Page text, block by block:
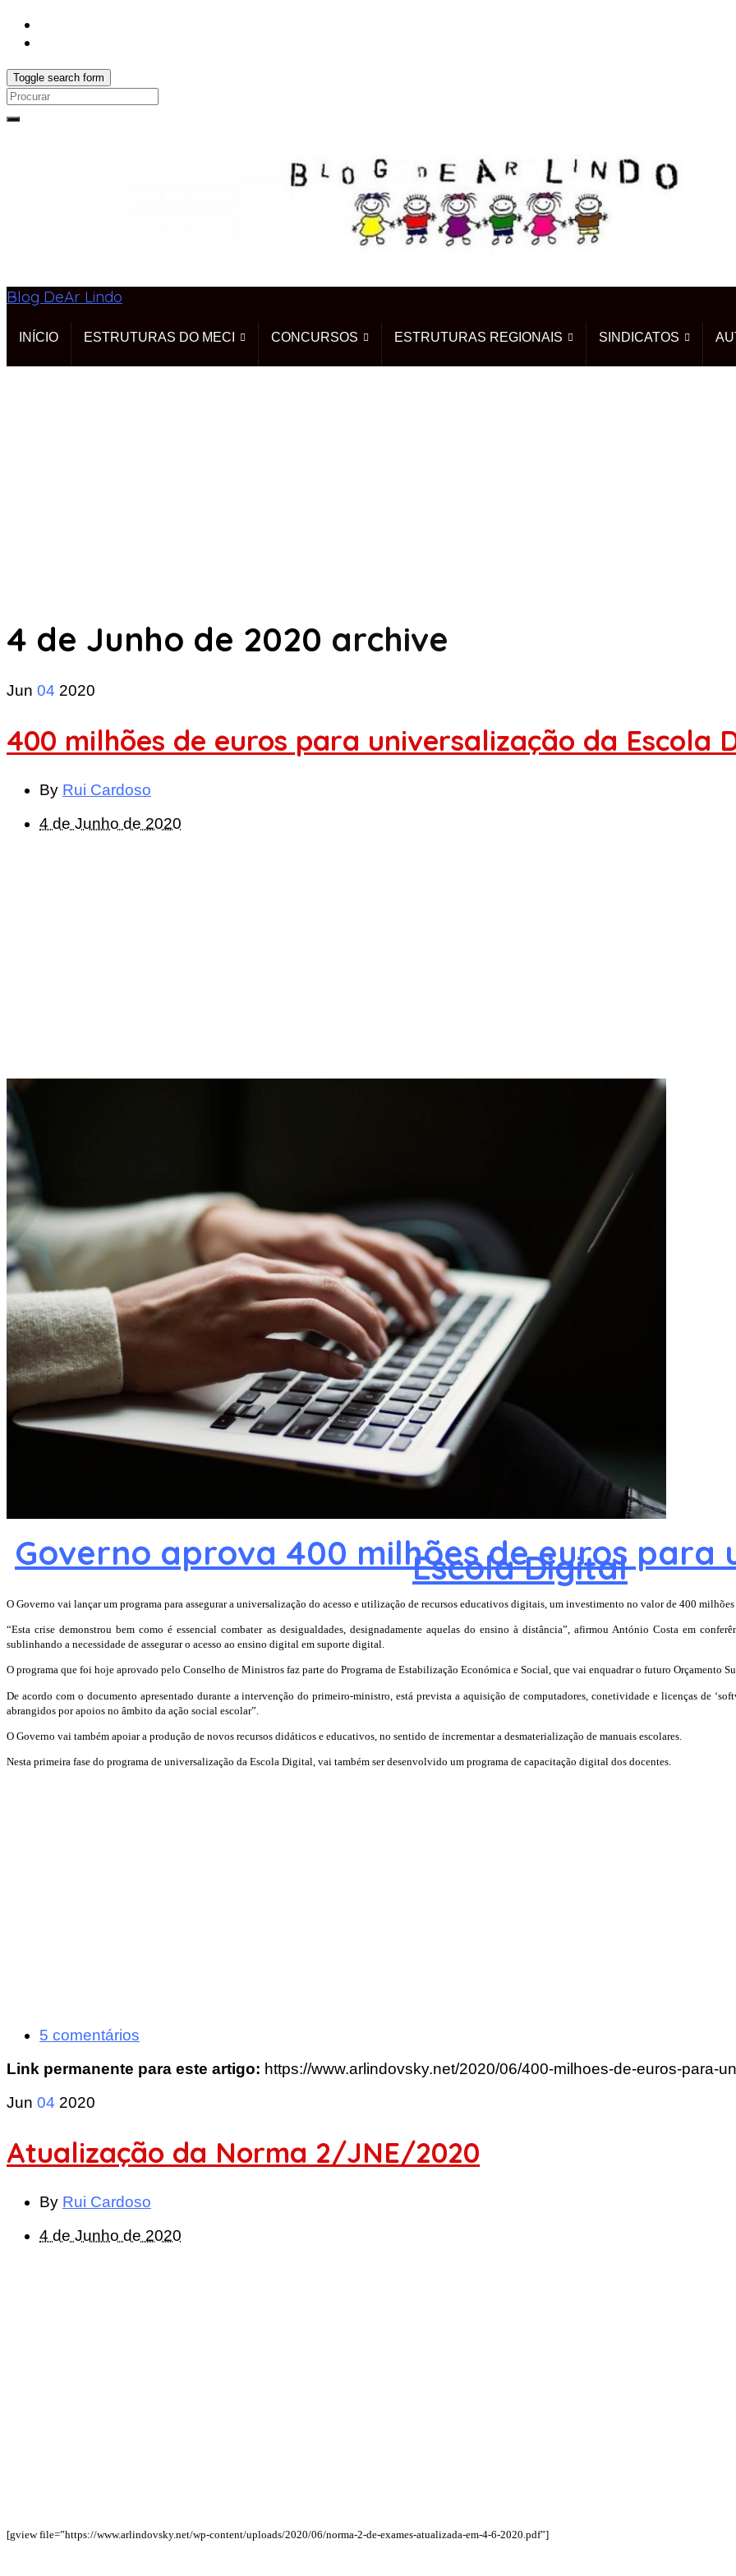
Toggle search form
Search
Blog DeAr Lindo
INÍCIO ESTRUTURAS DO MECI CONCURSOS ESTRUTURAS REGIONAIS SINDICATOS
4 de Junho de 2020 archive
Jun 04 2020
400 milhões de euros para universalização da Escola
By Rui Cardoso
4 de Junho de 2020
Governo aprova 400 milhões de euros para
Escola Digital
O Governo vai lançar um programa para assegurar a universalização do acesso e utilização de recursos educativos digitais, um investimento no valor de 400
“Esta crise demonstrou bem como é essencial combater as desigualdades, designadamente aquelas do ensino à distância”, afirmou António Costa em
sublinhando a necessidade de assegurar o acesso ao ensino digital em suporte digital.
O programa que foi hoje aprovado pelo Conselho de Ministros faz parte do Programa de Estabilização Económica e Social, que vai enquadrar o futuro Orçamento
De acordo com o documento apresentado durante a intervenção do primeiro-ministro, está prevista a aquisição de computadores, conetividade e licenças de
abrangidos por apoios no âmbito da ação social escolar”.
O Governo vai também apoiar a produção de novos recursos didáticos e educativos, no sentido de incrementar a desmaterialização de manuais escolares.
Nesta primeira fase do programa de universalização da Escola Digital, vai também ser desenvolvido um programa de capacitação digital dos docentes.
5 comentários
Link permanente para este artigo: https://www.arlindovsky.net/2020/06/400-milhoes-de-euros-para-
Jun 04 2020
Atualização da Norma 2/JNE/2020
By Rui Cardoso
4 de Junho de 2020
[gview file=”https://www.arlindovsky.net/wp-content/uploads/2020/06/norma-2-de-exames-atualizada-em-4-6-2020.pdf”]